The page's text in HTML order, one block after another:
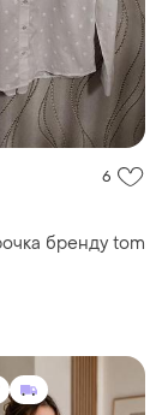
6
бренду tom